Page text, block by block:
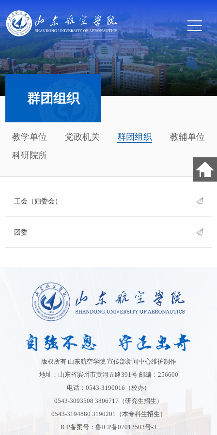
群团组织
教学单位 党政机关 群团组织
教辅单位
科研院所
工会（妇委会）
团委
版权所有 山东航空学院 宣传部新闻中心维护制作
地址：山东省滨州市黄河五路391号 邮编：256600
电话：0543-3190016（校办）
0543-3093508 3806717（研究生招生）
0543-3194880 3190201（本专科生招生）
ICP备案号： 鲁ICP备07012503号-3